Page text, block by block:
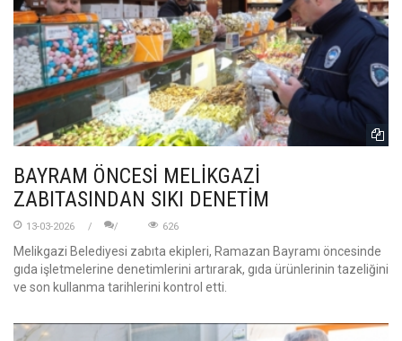
BAYRAM ÖNCESİ MELİKGAZİ
ZABITASINDAN SIKI DENETİM
13-03-2026 626
Melikgazi Belediyesi zabıta ekipleri, Ramazan Bayramı öncesinde
gıda işletmelerine denetimlerini artırarak, gıda ürünlerinin tazeliğini
ve son kullanma tarihlerini kontrol etti.